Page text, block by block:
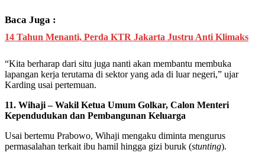
Baca Juga :
14 Tahun Menanti, Perda KTR Jakarta Justru Anti Klimaks
“Kita berharap dari situ juga nanti akan membantu membuka
lapangan kerja terutama di sektor yang ada di luar negeri,” ujar
Karding usai pertemuan.
11. Wihaji – Wakil Ketua Umum Golkar, Calon Menteri
Kependudukan dan Pembangunan Keluarga
Usai bertemu Prabowo, Wihaji mengaku diminta mengurus
permasalahan terkait ibu hamil hingga gizi buruk (stunting).